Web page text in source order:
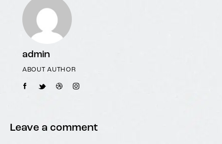
admin
ABOUT AUTHOR
Leave a comment